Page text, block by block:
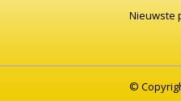
Nieuwste
©